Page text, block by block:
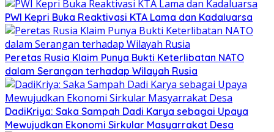
PWI Kepri Buka Reaktivasi KTA Lama dan Kadaluarsa
Peretas Rusia Klaim Punya Bukti Keterlibatan NATO
dalam Serangan terhadap Wilayah Rusia
DadiKriya: Saka Sampah Dadi Karya sebagai Upaya
Mewujudkan Ekonomi Sirkular Masyarrakat Desa